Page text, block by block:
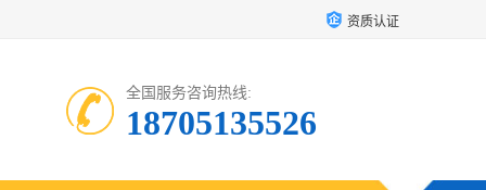
资质认证
全国服务咨询热线:
18705135526